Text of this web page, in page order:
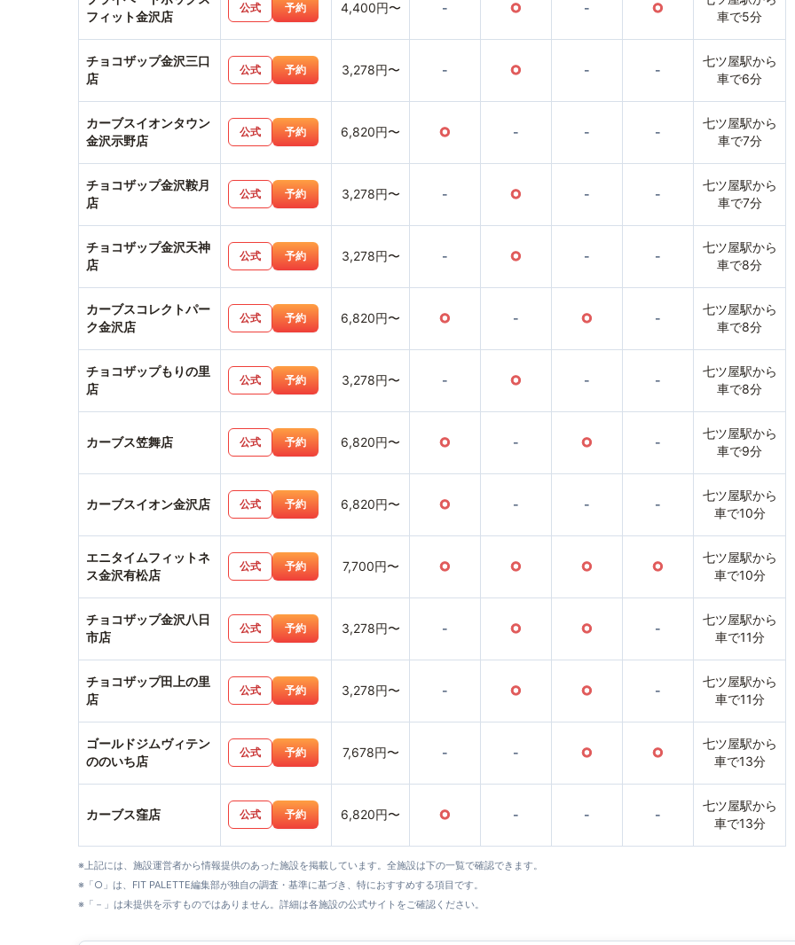
フィット金沢店
公式 予約 4,400円〜 - ○ - ○
車で5分
チョコザップ金沢三口
店
公式 予約 3,278円〜 - ○ - -
七ツ屋駅から
車で6分
カーブスイオンタウン
金沢示野店
公式 予約 6,820円〜 ○ - - -
七ツ屋駅から
車で7分
チョコザップ金沢鞍月
店
公式 予約 3,278円〜 - ○ - -
七ツ屋駅から
車で7分
チョコザップ金沢天神
店
公式 予約 3,278円〜 - ○ - -
七ツ屋駅から
車で8分
カーブスコレクトパー
ク金沢店
公式 予約 6,820円〜 ○ - ○ -
七ツ屋駅から
車で8分
チョコザップもりの里
店
公式 予約 3,278円〜 - ○ - -
七ツ屋駅から
車で8分
カーブス笠舞店 公式 予約 6,820円〜 ○ - ○ -
七ツ屋駅から
車で9分
カーブスイオン金沢店 公式 予約 6,820円〜 ○ - - -
七ツ屋駅から
車で10分
エニタイムフィットネ
ス金沢有松店
公式 予約 7,700円〜 ○ ○ ○ ○
七ツ屋駅から
車で10分
チョコザップ金沢八日
市店
公式 予約 3,278円〜 - ○ ○ -
七ツ屋駅から
車で11分
チョコザップ田上の里
店
公式 予約 3,278円〜 - ○ ○ -
七ツ屋駅から
車で11分
ゴールドジムヴィテン
ののいち店
公式 予約 7,678円〜 - - ○ ○
七ツ屋駅から
車で13分
カーブス窪店 公式 予約 6,820円〜 ○ - - -
七ツ屋駅から
車で13分
※上記には、施設運営者から情報提供のあった施設を掲載しています。全施設は下の一覧で確認できます。
※「○」は、FIT PALETTE編集部が独自の調査・基準に基づき、特におすすめする項目です。
※「－」は未提供を示すものではありません。詳細は各施設の公式サイトをご確認ください。